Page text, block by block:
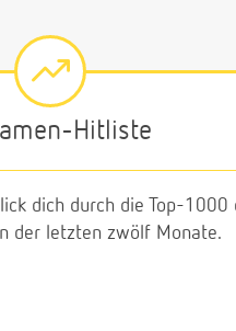
Hitliste
dich durch die Top-
der letzten zwölf Monate.